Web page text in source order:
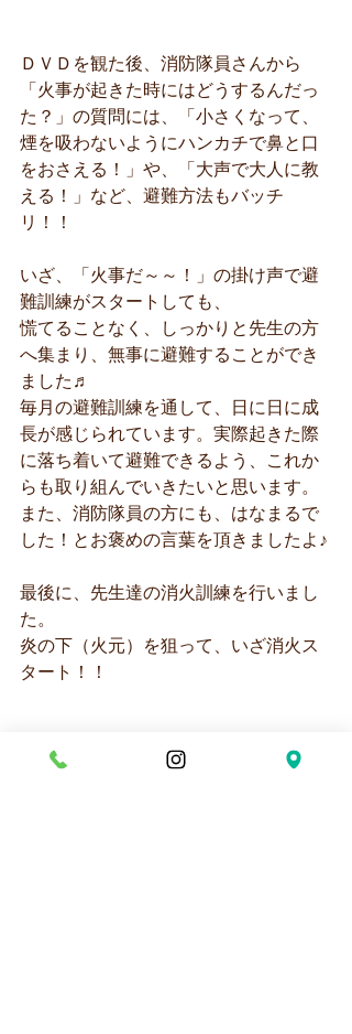
ＤＶＤを観た後、消防隊員さんから
「火事が起きた時にはどうするんだっ
た？」の質問には、「小さくなって、
煙を吸わないようにハンカチで鼻と口
をおさえる！」や、「大声で大人に教
える！」など、避難方法もバッチ
リ！！
いざ、「火事だ～～！」の掛け声で避
難訓練がスタートしても、
慌てることなく、しっかりと先生の方
へ集まり、無事に避難することができ
ました♬
毎月の避難訓練を通して、日に日に成
長が感じられています。実際起きた際
に落ち着いて避難できるよう、これか
らも取り組んでいきたいと思います。
また、消防隊員の方にも、はなまるで
した！とお褒めの言葉を頂きましたよ♪
最後に、先生達の消火訓練を行いまし
た。
炎の下（火元）を狙って、いざ消火ス
タート！！